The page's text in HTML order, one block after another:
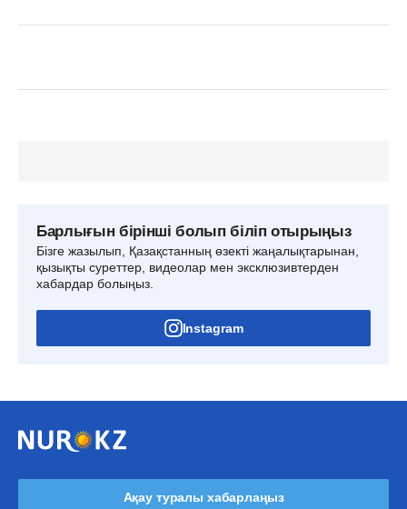
Барлығын бірінші болып біліп отырыңыз
Бізге жазылып, Қазақстанның өзекті жаңалықтарынан,
қызықты суреттер, видеолар мен эксклюзивтерден
хабардар болыңыз.
Instagram
Ақау туралы хабарлаңыз